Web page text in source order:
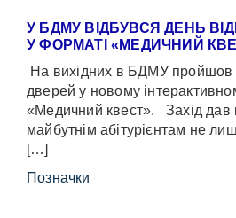
У БДМУ ВІДБУВСЯ ДЕНЬ
У ФОРМАТІ «МЕДИЧНИЙ
На вихідних в БДМУ пройшов
дверей у новому
«Медичний квест». Захід дав
майбутнім абітурієнтам не
[…]
Позначки